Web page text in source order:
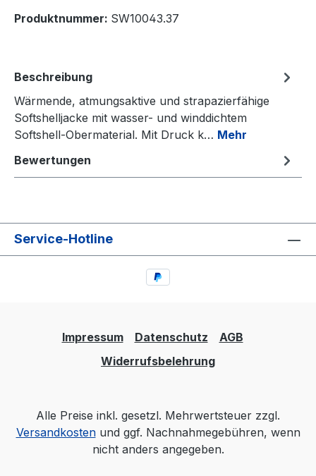
Produktnummer: SW10043.37
Beschreibung
Wärmende, atmungsaktive und strapazierfähige
Softshelljacke mit wasser- und winddichtem
Softshell-Obermaterial. Mit Druck k… Mehr
Bewertungen
Service-Hotline
Impressum Datenschutz
AGB
Widerrufsbelehrung
Alle Preise inkl. gesetzl. Mehrwertsteuer zzgl.
Versandkostenund ggf. Nachnahmegebühren, wenn
nicht anders angegeben.